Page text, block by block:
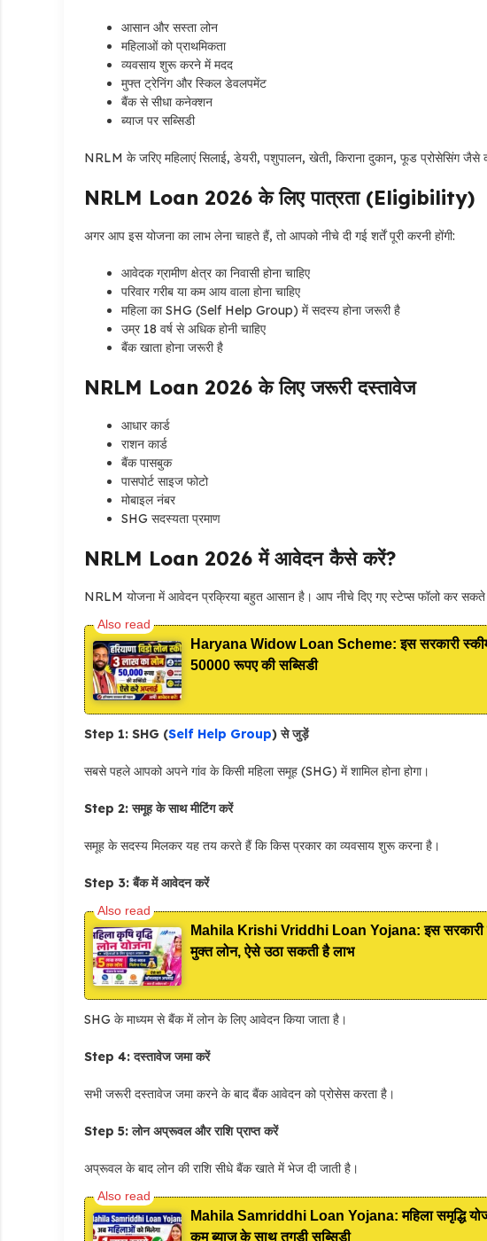
आसान और सस्ता लोन
महिलाओं को प्राथमिकता
व्यवसाय शुरू करने में मदद
मुफ्त ट्रेनिंग और स्किल डेवलपमेंट
बैंक से सीधा कनेक्शन
ब्याज पर सब्सिडी
NRLM के जरिए महिलाएं सिलाई, डेयरी, पशुपालन, खेती, किराना दुकान, फूड प्रोसेसिंग
NRLM Loan 2026 के लिए पात्रता (Eligibility)
अगर आप इस योजना का लाभ लेना चाहते हैं, तो आपको नीचे दी गई शर्तें पूरी करनी होंगी:
आवेदक ग्रामीण क्षेत्र का निवासी होना चाहिए
परिवार गरीब या कम आय वाला होना चाहिए
महिला का SHG (Self Help Group) में सदस्य होना जरूरी है
उम्र 18 वर्ष से अधिक होनी चाहिए
बैंक खाता होना जरूरी है
NRLM Loan 2026 के लिए जरूरी दस्तावेज
आधार कार्ड
राशन कार्ड
बैंक पासबुक
पासपोर्ट साइज फोटो
मोबाइल नंबर
SHG सदस्यता प्रमाण
NRLM Loan 2026 में आवेदन कैसे करें?
NRLM योजना में आवेदन प्रक्रिया बहुत आसान है। आप नीचे दिए गए स्टेप्स फॉलो कर सकते
Haryana Widow Loan Scheme: इस सरकारी
50000 रूपए की सब्सिडी
Step 1: SHG (Self Help Group) से जुड़ें
सबसे पहले आपको अपने गांव के किसी महिला समूह (SHG) में शामिल होना होगा।
Step 2: समूह के साथ मीटिंग करें
समूह के सदस्य मिलकर यह तय करते हैं कि किस प्रकार का व्यवसाय शुरू करना है।
Step 3: बैंक में आवेदन करें
Mahila Krishi Vriddhi Loan Yojana: इस सरकारी
मुक्त लोन, ऐसे उठा सकती है लाभ
SHG के माध्यम से बैंक में लोन के लिए आवेदन किया जाता है।
Step 4: दस्तावेज जमा करें
सभी जरूरी दस्तावेज जमा करने के बाद बैंक आवेदन को प्रोसेस करता है।
Step 5: लोन अप्रूवल और राशि प्राप्त करें
अप्रूवल के बाद लोन की राशि सीधे बैंक खाते में भेज दी जाती है।
Mahila Samriddhi Loan Yojana: महिला समृद्धि
कम ब्याज के साथ तगड़ी सब्सिडी